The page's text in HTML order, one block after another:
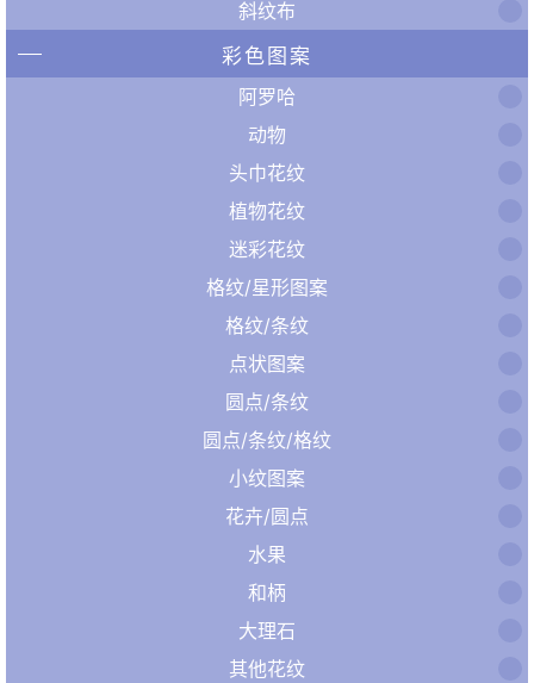
斜纹布
彩色图案
阿罗哈
动物
头巾花纹
植物花纹
迷彩花纹
格纹/星形图案
格纹/条纹
点状图案
圆点/条纹
圆点/条纹/格纹
小纹图案
花卉/圆点
水果
和柄
大理石
其他花纹